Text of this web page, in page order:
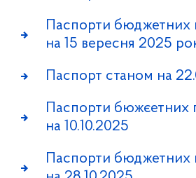
Паспорти бюджетних
на 15 вересня 2025
Паспорт станом на
Паспорти бюжєетних
на 10.10.2025
Паспорти бюджетних